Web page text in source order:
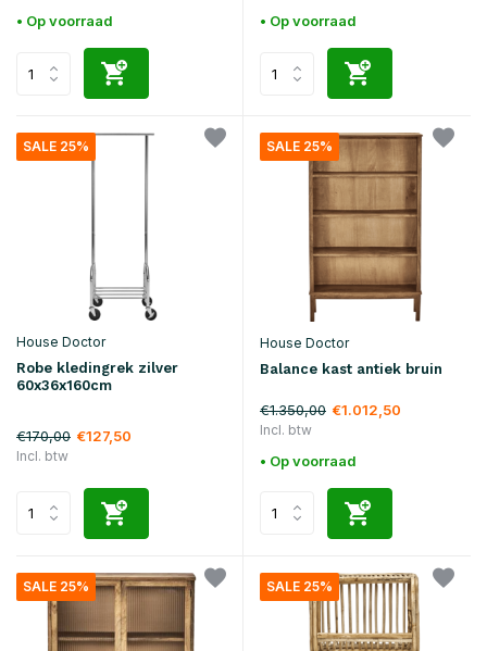
• Op voorraad • Op voorraad
SALE 25%
House Doctor
Robe kledingrek zilver
60x36x160cm
€170,00 €127,50
Incl. btw
SALE 25%
House Doctor
Balance kast antiek bruin
€1.350,00 €1.012,50
Incl. btw
• Op voorraad
SALE 25% SALE 25%